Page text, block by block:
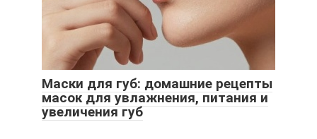
Маски для губ: домашние рецепты
масок для увлажнения, питания и
увеличения губ